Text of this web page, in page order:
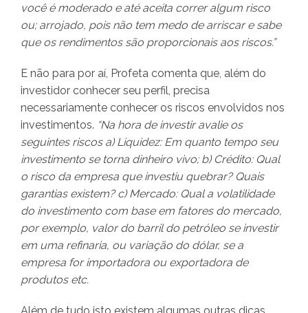
você é moderado e até aceita correr algum risco
ou; arrojado, pois não tem medo de arriscar e sabe
que os rendimentos são proporcionais aos riscos.”
E não para por aí, Profeta comenta que, além do
investidor conhecer seu perfil, precisa
necessariamente conhecer os riscos envolvidos nos
investimentos. “Na hora de investir avalie os
seguintes riscos a) Liquidez: Em quanto tempo seu
investimento se torna dinheiro vivo; b) Crédito: Qual
o risco da empresa que investiu quebrar? Quais
garantias existem? c) Mercado: Qual a volatilidade
do investimento com base em fatores do mercado,
por exemplo, valor do barril do petróleo se investir
em uma refinaria, ou variação do dólar, se a
empresa for importadora ou exportadora de
produtos etc.